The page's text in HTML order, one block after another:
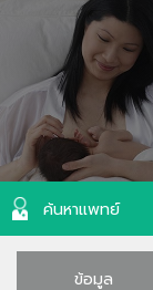
ค้นหาแพทย์
ข้อมูล